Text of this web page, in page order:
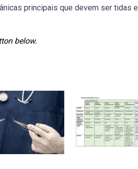
principais que devem ser tidas
below.